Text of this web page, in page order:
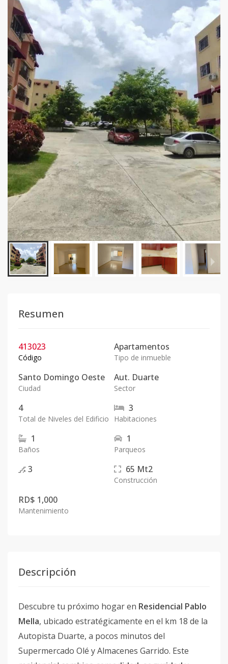
Resumen
413023
Código
Apartamentos
Tipo de inmueble
Santo Domingo Oeste
Ciudad
Aut. Duarte
Sector
4
Total de Niveles del Edificio
3
Habitaciones
1
Baños
1
Parqueos
3 65 Mt2
Construcción
RD$ 1,000
Mantenimiento
Descripción
Descubre tu próximo hogar en Residencial Pablo
Mella, ubicado estratégicamente en el km 18 de la
Autopista Duarte, a pocos minutos del
Supermercado Olé y Almacenes Garrido. Este